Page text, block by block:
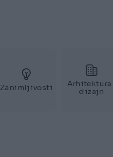
Zanimljivosti
Arhitektura
dizajn